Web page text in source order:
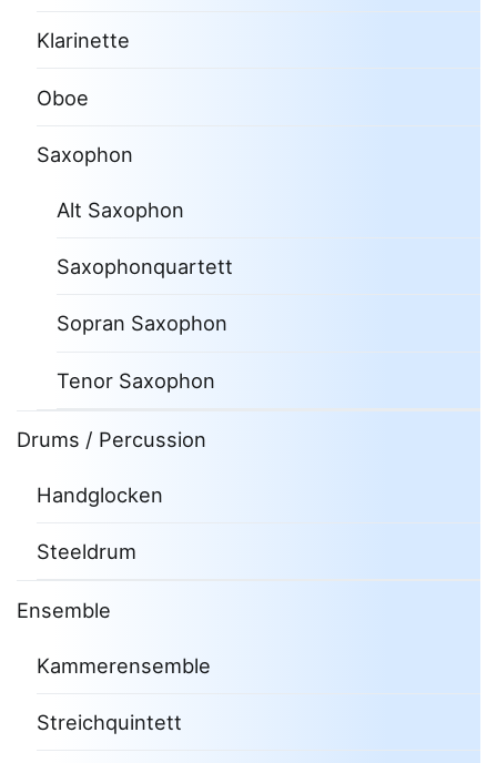
Klarinette
Oboe
Saxophon
Alt Saxophon
Saxophonquartett
Sopran Saxophon
Tenor Saxophon
Drums / Percussion
Handglocken
Steeldrum
Ensemble
Kammerensemble
Streichquintett